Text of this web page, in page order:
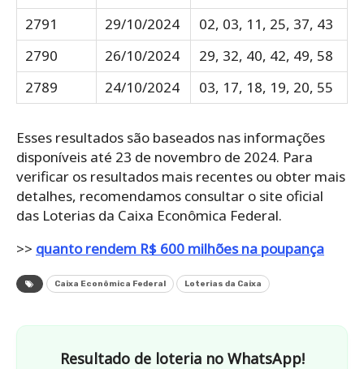
2791
29/10/2024
02, 03, 11, 25, 37, 43
2790
26/10/2024
29, 32, 40, 42, 49, 58
2789
24/10/2024 03, 17, 18, 19, 20, 55
Esses resultados são baseados nas informações
disponíveis até 23 de novembro de 2024. Para
verificar os resultados mais recentes ou obter mais
detalhes, recomendamos consultar o site oficial
das Loterias da Caixa Econômica Federal.
>> quanto rendem R$ 600 milhões na poupança
Caixa Econômica Federal Loterias da Caixa
Resultado de loteria no WhatsApp!